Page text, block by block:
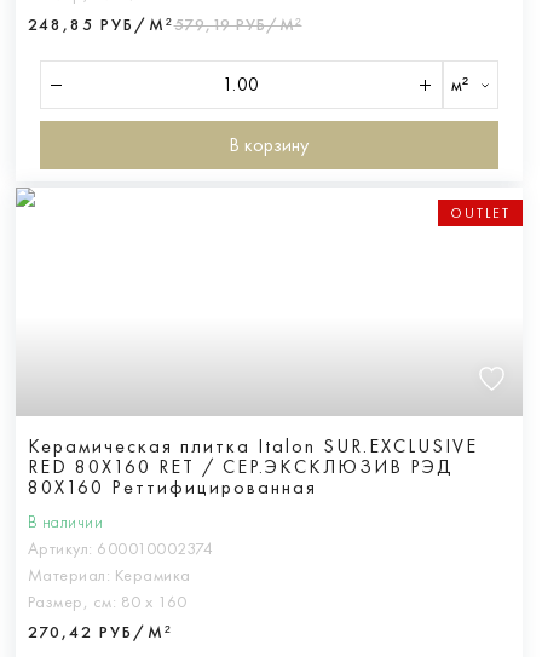
248,85 РУБ/М²579,19 РУБ/М²
м²
В корзину
OUTLET
Керамическая плитка Italon SUR.EXCLUSIVE
RED 80X160 RET / СЕР.ЭКСКЛЮЗИВ РЭД
80X160 Реттифицированная
В наличии
Артикул: 600010002374
Материал: Керамика
Размер, см: 80 х 160
270,42 РУБ/М²